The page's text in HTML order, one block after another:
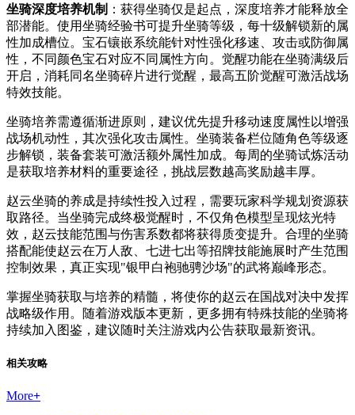
坐骑深度培养机制 ：获得坐骑仅是起点，深度培养才能释放全
部潜能。使用坐骑经验书可提升坐骑等级，每十级解锁新的属
性加成槽位。宝石镶嵌系统能针对性强化移速、攻击或防御属
性，不同颜色宝石对应不同属性方向。觉醒功能在坐骑满级后
开启，消耗同名坐骑碎片进行觉醒，最高五阶觉醒可激活战场
特效技能。
坐骑培养需遵循渐进原则，建议优先提升移动速度属性以增强
战场机动性，其次强化攻击属性。坐骑装备栏位随角色等级逐
步解锁，装备套装可激活额外属性加成。每周的坐骑试炼活动
是获取培养材料的重要途径，挑战层数越高奖励越丰厚。
赵云坐骑的养成是持续性投入过程，需要玩家科学规划资源获
取路径。当坐骑完成终极觉醒时，不仅角色模型呈现炫光特
效，赵云技能范围与伤害系数都将获得质变提升。合理的坐骑
搭配能使赵云在万人敌、七进七出等招牌技能施展时产生范围
控制效果，真正实现"银甲白袍驰骋沙场"的武将巅峰形态。
掌握坐骑获取与培养的精髓，将使你的赵云在国战对决中发挥
战略级作用。随着游戏版本更新，更多拥有特殊技能的坐骑将
持续加入图鉴，建议随时关注游戏内公告获取最新资讯。
相关攻略
More+